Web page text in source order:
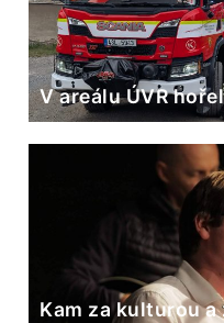
V areálu ÚVR
Kam za kulturou a